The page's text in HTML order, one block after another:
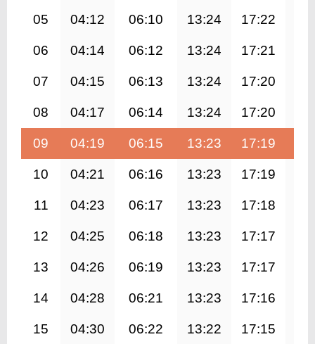
05 04:12 06:10 13:24 17:22
06 04:14 06:12 13:24 17:21
07 04:15 06:13 13:24 17:20
08 04:17 06:14 13:24 17:20
09 04:19 06:15 13:23 17:19
10 04:21 06:16 13:23 17:19
11 04:23 06:17 13:23 17:18
12 04:25 06:18 13:23 17:17
13 04:26 06:19 13:23 17:17
14 04:28 06:21 13:23 17:16
15 04:30 06:22 13:22 17:15